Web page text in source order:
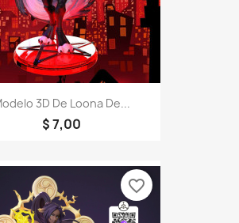
3D De Loona De...
$ 7,00
favorite_border